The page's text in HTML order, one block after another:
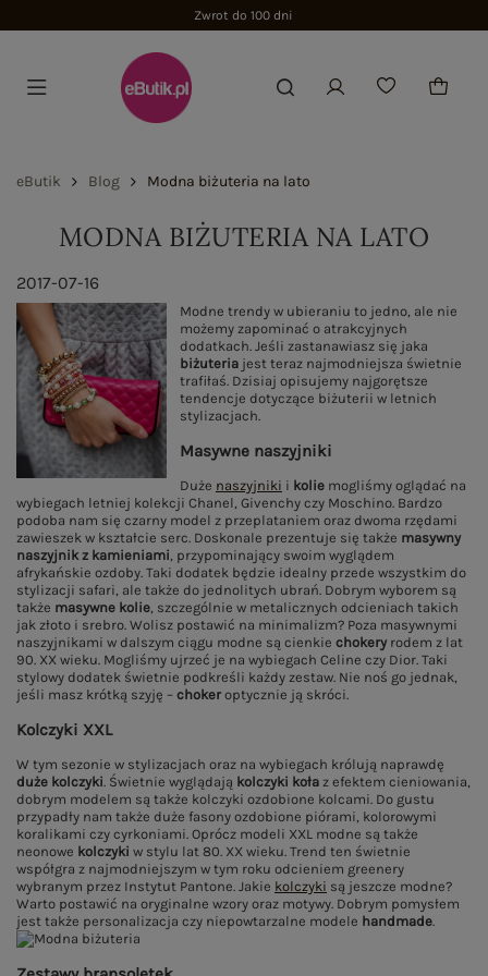
Zwrot do 100 dni
eButik Blog Modna biżuteria na lato
MODNA BIŻUTERIA NA LATO
2017-07-16
Modne trendy w ubieraniu to jedno, ale nie
możemy zapominać o atrakcyjnych
dodatkach. Jeśli zastanawiasz się jaka
biżuteriajest teraz najmodniejsza świetnie
trafiłaś. Dzisiaj opisujemy najgorętsze
tendencje dotyczące biżuterii w letnich
stylizacjach.
Masywne naszyjniki
Duże naszyjniki i koliemogliśmy oglądać na
wybiegach letniej kolekcji Chanel, Givenchy czy Moschino. Bardzo
podoba nam się czarny model z przeplataniem oraz dwoma rzędami
zawieszek w kształcie serc. Doskonale prezentuje się także masywny
naszyjnik z kamieniami, przypominający swoim wyglądem
afrykańskie ozdoby. Taki dodatek będzie idealny przede wszystkim do
stylizacji safari, ale także do jednolitych ubrań. Dobrym wyborem są
także masywne kolie, szczególnie w metalicznych odcieniach takich
jak złoto i srebro. Wolisz postawić na minimalizm? Poza masywnymi
naszyjnikami w dalszym ciągu modne są cienkie chokeryrodem z lat
90. XX wieku. Mogliśmy ujrzeć je na wybiegach Celine czy Dior. Taki
stylowy dodatek świetnie podkreśli każdy zestaw. Nie noś go jednak,
jeśli masz krótką szyję – choker optycznie ją skróci.
Kolczyki XXL
W tym sezonie w stylizacjach oraz na wybiegach królują naprawdę
duże kolczyki. Świetnie wyglądają kolczyki koła z efektem cieniowania,
dobrym modelem są także kolczyki ozdobione kolcami. Do gustu
przypadły nam także duże fasony ozdobione piórami, kolorowymi
koralikami czy cyrkoniami. Oprócz modeli XXL modne są także
neonowe kolczyki w stylu lat 80. XX wieku. Trend ten świetnie
współgra z najmodniejszym w tym roku odcieniem greenery
wybranym przez Instytut Pantone. Jakie kolczyki są jeszcze modne?
Warto postawić na oryginalne wzory oraz motywy. Dobrym pomysłem
jest także personalizacja czy niepowtarzalne modele handmade.